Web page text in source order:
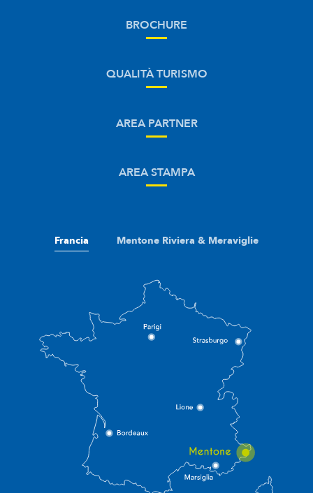
BROCHURE
QUALITÀ TURISMO
AREA PARTNER
AREA STAMPA
Francia Mentone Riviera & Meraviglie